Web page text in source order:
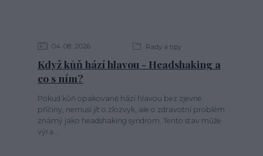
04 08 2026 Rady a tipy
Když kůň hází hlavou - Headshaking a
co s ním?
Pokud kůň opakovaně hází hlavou bez zjevné
příčiny, nemusí jít o zlozvyk, ale o zdravotní problém
známý jako headshaking syndrom. Tento stav může
výra...